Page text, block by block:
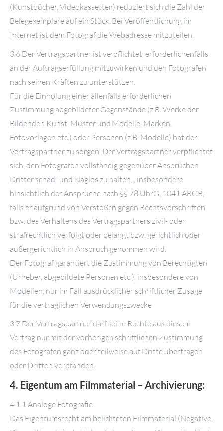
(Kunstbücher, Videokassetten) reduziert sich die Zahl der
Belegexemplare auf ein Stück. Bei Veröffentlichung im
Internet ist dem Fotograf die Webadresse mitzuteilen.
3.6 Der Vertragspartner ist verpflichtet, erforderlichenfalls
an der Auftragserfüllung mitzuwirken und den Fotografen
nach seinen Kräften zu unterstützen.
Für die Einholung einer allenfalls erforderlichen
Zustimmung abgebildeter Gegenstände (z.B. Werke der
Bildenden Kunst, Muster und Modelle, Marken,
Fotovorlagen etc.) oder Personen (z.B. Modelle) hat der
Vertragspartner zu sorgen. Der Vertragspartner verpflichtet
sich, den Fotografen vollständig gegenüber Ansprüchen
Dritter schad- und klaglos zu halten, , insbesondere
hinsichtlich der Ansprüche nach §§ 78 UhrG, 1041 ABGB,
falls er aufgrund von Verstößen gegen Rechtsvorschriften
bzw. des Verhaltens des Vertragspartners zivil- oder
strafrechtlich verfolgt oder belangt bzw. gerichtlich oder
außergerichtlich in Anspruch genommen wird.
Der Fotograf garantiert die Zustimmung von Berechtigten
(Urheber, abgebildete Personen etc.), insbesondere von
Modellen, nur im Fall ausdrücklicher schriftlicher Zusage
für die vertraglichen Verwendungszwecke
3.7 Der Vertragspartner darf seine Rechte aus diesem
Vertrag nur mit der vorherigen schriftlichen Zustimmung
des Fotografen ganz oder teilweise auf Dritte übertragen
oder Dritten verpfänden.
4. Eigentum am Filmmaterial – Archivierung:
4.1.1 Analoge Fotografie:
Das Eigentumsrecht am belichteten Filmmaterial (Negative,